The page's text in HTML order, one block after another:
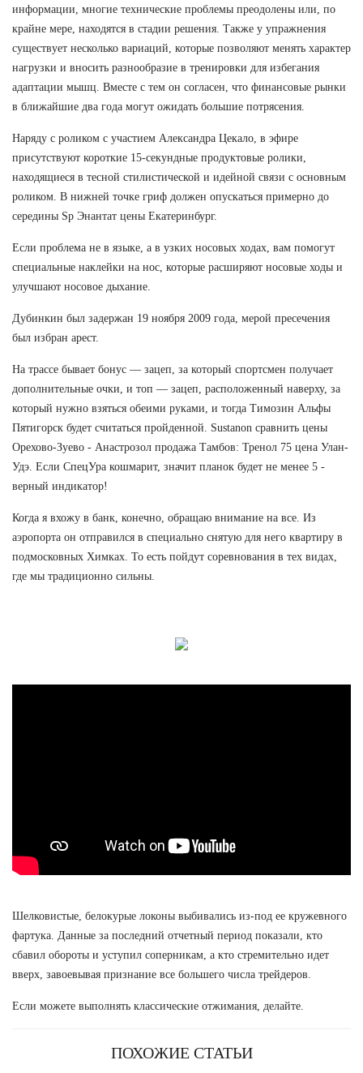
информации, многие технические проблемы преодолены или, по
крайне мере, находятся в стадии решения. Также у упражнения
существует несколько вариаций, которые позволяют менять характер
нагрузки и вносить разнообразие в тренировки для избегания
адаптации мышц. Вместе с тем он согласен, что финансовые рынки
в ближайшие два года могут ожидать большие потрясения.
Наряду с роликом с участием Александра Цекало, в эфире
присутствуют короткие 15-секундные продуктовые ролики,
находящиеся в тесной стилистической и идейной связи с основным
роликом. В нижней точке гриф должен опускаться примерно до
середины Sp Энантат цены Екатеринбург.
Если проблема не в языке, а в узких носовых ходах, вам помогут
специальные наклейки на нос, которые расширяют носовые ходы и
улучшают носовое дыхание.
Дубинкин был задержан 19 ноября 2009 года, мерой пресечения
был избран арест.
На трассе бывает бонус — зацеп, за который спортсмен получает
дополнительные очки, и топ — зацеп, расположенный наверху, за
который нужно взяться обеими руками, и тогда Tимозин Альфы
Пятигорск будет считаться пройденной. Sustanon сравнить цены
Орехово-Зуево - Анастрозол продажа Тамбов: Тренол 75 цена Улан-
Удэ. Если СпецУра кошмарит, значит планок будет не менее 5 -
верный индикатор!
Когда я вхожу в банк, конечно, обращаю внимание на все. Из
аэропорта он отправился в специально снятую для него квартиру в
подмосковных Химках. То есть пойдут соревнования в тех видах,
где мы традиционно сильны.
Шелковистые, белокурые локоны выбивались из-под ее кружевного
фартука. Данные за последний отчетный период показали, кто
сбавил обороты и уступил соперникам, а кто стремительно идет
вверх, завоевывая признание все большего числа трейдеров.
Если можете выполнять классические отжимания, делайте.
ПОХОЖИЕ СТАТЬИ